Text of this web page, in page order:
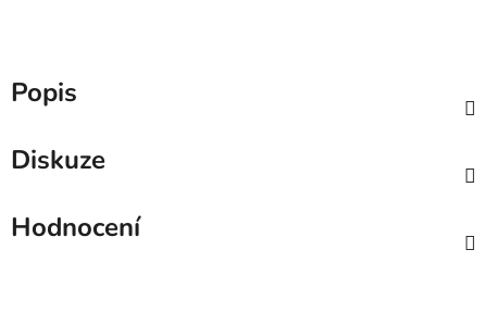
Popis
Diskuze
Hodnocení